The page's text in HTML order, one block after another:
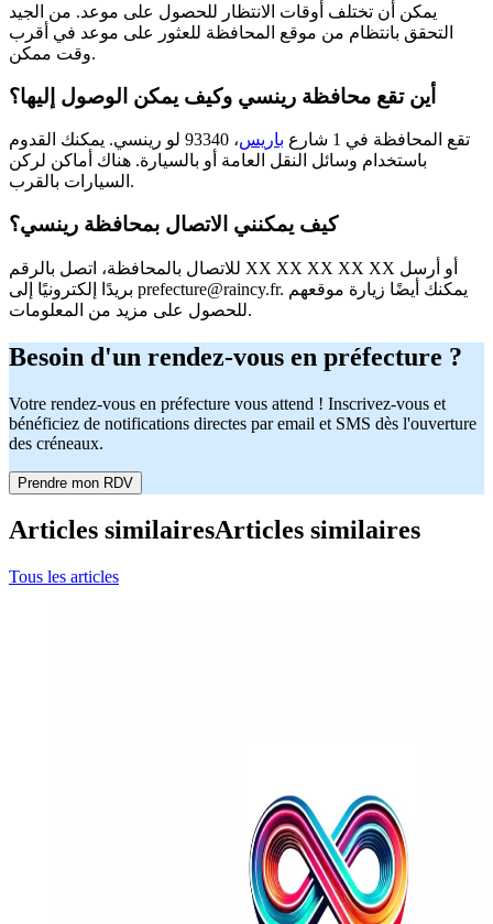
يمكن أن تختلف أوقات الانتظار للحصول على موعد. من الجيد
التحقق بانتظام من موقع المحافظة للعثور على موعد في أقرب
وقت ممكن.
أين تقع محافظة رينسي وكيف يمكن الوصول إليها؟
تقع المحافظة في 1 شارع باريس
، 93340 لو رينسي. يمكنك القدوم
باستخدام وسائل النقل العامة أو بالسيارة. هناك أماكن لركن
السيارات بالقرب.
كيف يمكنني الاتصال بمحافظة رينسي؟
للاتصال بالمحافظة، اتصل بالرقم XX XX XX XX XX أو أرسل
بريدًا إلكترونيًا إلى prefecture@raincy.fr. يمكنك أيضًا زيارة موقعهم
للحصول على مزيد من المعلومات.
Besoin d'un rendez-vous en préfecture ?
Votre rendez-vous en préfecture vous attend ! Inscrivez-vous et
bénéficiez de notifications directes par email et SMS dès l'ouverture
des créneaux.
Prendre mon RDV
Articles similairesArticles similaires
Tous les articles